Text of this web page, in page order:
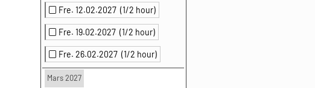
Fre. 12.02.2027 (1/2 hour)
Fre. 19.02.2027 (1/2 hour)
Fre. 26.02.2027 (1/2 hour)
Mars 2027